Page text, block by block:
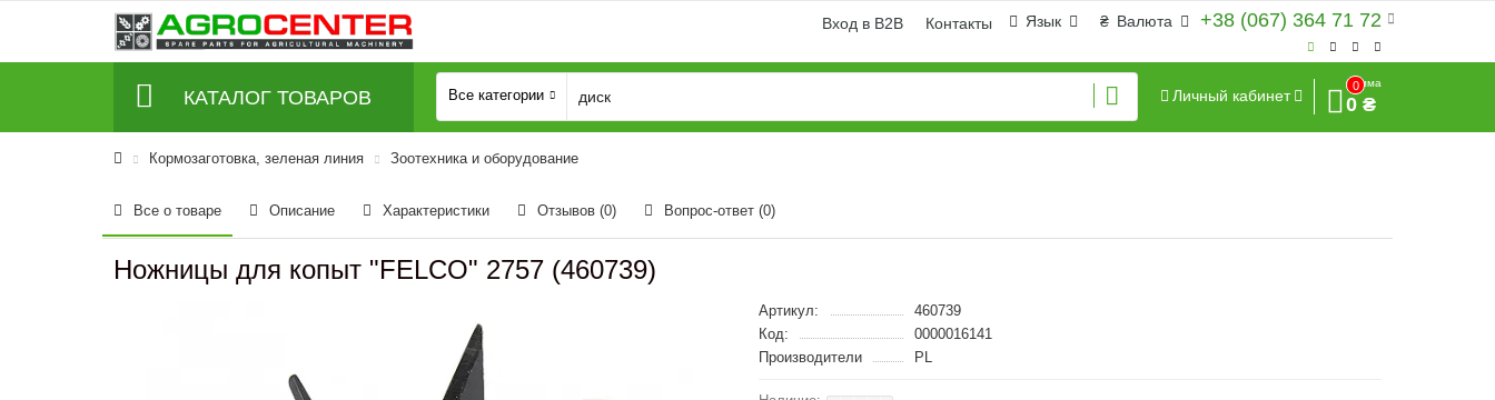
+38 (067) 364 71 72
₴ Валюта
Язык
Вход в B2B Контакты
КАТАЛОГ ТОВАРОВ Все категории Личный кабинет
0
Сумма
0 ₴
Кормозаготовка, зеленая линия Зоотехника и оборудование
Все о товаре Описание Характеристики Отзывов (0) Вопрос-ответ (0)
Ножницы для копыт "FELCO" 2757 (460739)
Артикул:
460739
Код:
0000016141
Производители
PL